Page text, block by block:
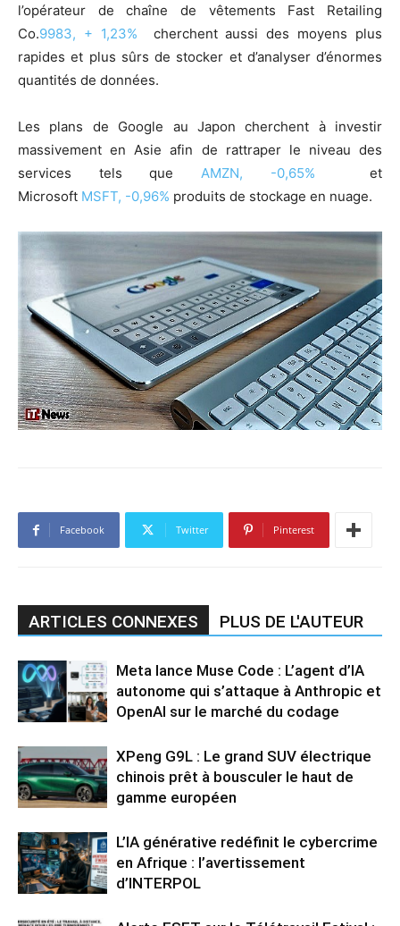
l’opérateur de chaîne de vêtements Fast Retailing
Co.9983, + 1,23% cherchent aussi des moyens plus
rapides et plus sûrs de stocker et d’analyser d’énormes
quantités de données.
Les plans de Google au Japon cherchent à investir
massivement en Asie afin de rattraper le niveau des
services tels que AMZN, -0,65% et
Microsoft MSFT, -0,96% produits de stockage en nuage.
Facebook Twitter Pinterest
ARTICLES CONNEXES PLUS DE L'AUTEUR
Meta lance Muse Code : L’agent d’IA
autonome qui s’attaque à Anthropic et
OpenAI sur le marché du codage
XPeng G9L : Le grand SUV électrique
chinois prêt à bousculer le haut de
gamme européen
L’IA générative redéfinit le cybercrime
en Afrique : l’avertissement
d’INTERPOL